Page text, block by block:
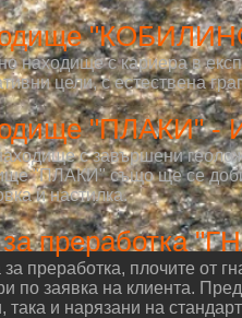
находище с кариера в
цели, с естествена
"ПЛАКИ" -
с завършени
"ПЛАКИ" също ще се
и настилка.
преработка
за преработка, плочите от
по заявка на клиента.
и нарязани на